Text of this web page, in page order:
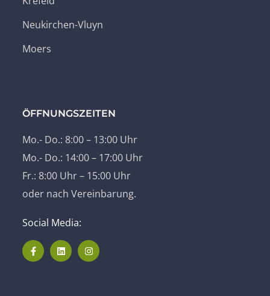
Neukirchen-Vluyn
Moers
ÖFFNUNGSZEITEN
Mo.- Do.: 8:00 – 13:00 Uhr
Mo.- Do.: 14:00 – 17:00 Uhr
Fr.: 8:00 Uhr – 15:00 Uhr
oder nach Vereinbarung.
Social Media: